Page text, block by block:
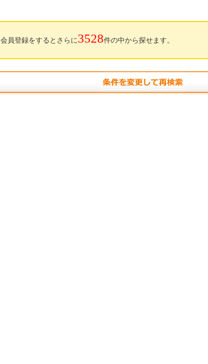
会員登録をするとさらに3528件の中から探せます。